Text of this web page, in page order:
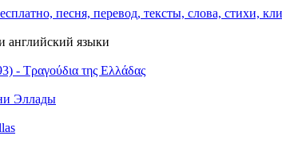
английский языки